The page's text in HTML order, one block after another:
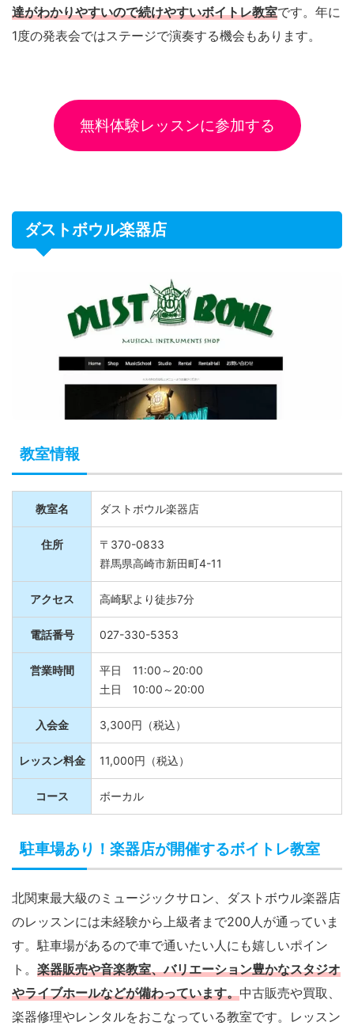
達がわかりやすいので続けやすいボイトレ教室です。年に
1度の発表会ではステージで演奏する機会もあります。
無料体験レッスンに参加する
ダストボウル楽器店
教室情報
教室名 ダストボウル楽器店
住所
〒370-0833
群馬県高崎市新田町4-11
アクセス 高崎駅より徒歩7分
電話番号 027-330-5353
営業時間
平日 11:00～20:00
土日 10:00～20:00
入会金 3,300円（税込）
レッスン料金 11,000円（税込）
コース ボーカル
駐車場あり！楽器店が開催するボイトレ教室
北関東最大級のミュージックサロン、ダストボウル楽器店
のレッスンには未経験から上級者まで200人が通っていま
す。駐車場があるので車で通いたい人にも嬉しいポイン
ト。 楽器販売や音楽教室、バリエーション豊かなスタジオ
やライブホールなどが備わっています。中古販売や買取、
楽器修理やレンタルをおこなっている教室です。レッスン